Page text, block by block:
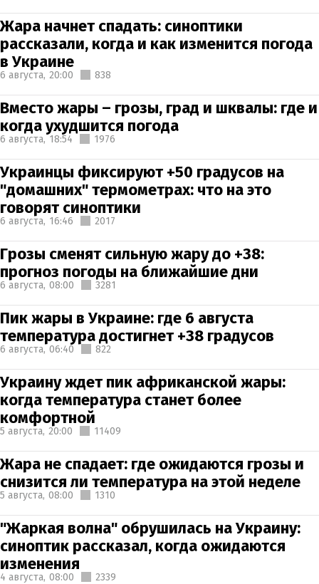
Жара начнет спадать: синоптики
рассказали, когда и как изменится погода
в Украине
6 августа, 20:00 838
Вместо жары – грозы, град и шквалы: где и
когда ухудшится погода
6 августа, 18:54 1976
Украинцы фиксируют +50 градусов на
"домашних" термометрах: что на это
говорят синоптики
6 августа, 16:46 2017
Грозы сменят сильную жару до +38:
прогноз погоды на ближайшие дни
6 августа, 08:00 3281
Пик жары в Украине: где 6 августа
температура достигнет +38 градусов
6 августа, 06:40 822
Украину ждет пик африканской жары:
когда температура станет более
комфортной
5 августа, 20:00 11409
Жара не спадает: где ожидаются грозы и
снизится ли температура на этой неделе
5 августа, 08:00 1310
"Жаркая волна" обрушилась на Украину:
синоптик рассказал, когда ожидаются
изменения
4 августа, 08:00 2339